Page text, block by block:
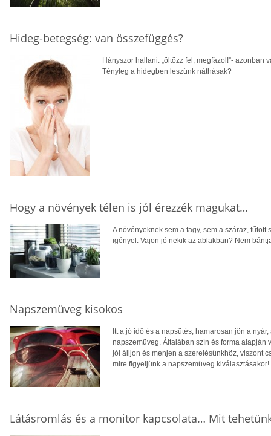
Hideg-betegség: van összefüggés?
Hányszor hallani: „öltözz fel, megfázol!”-
Tényleg a hidegben leszünk náthásak?
Hogy a növények télen is jól érezzék magukat…
A növényeknek sem a fagy, sem a száraz,
igényel. Vajon jó nekik az ablakban? Nem
Napszemüveg kisokos
Itt a jó idő és a napsütés, hamarosan jön a
napszemüveg. Általában szín és forma alapján
jól álljon és menjen a szerelésünkhöz, viszont
mire figyeljünk a napszemüveg kiválasztásakor!
Látásromlás és a monitor kapcsolata… Mit